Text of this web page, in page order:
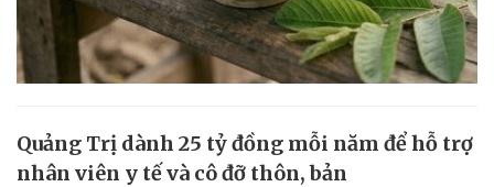
Quảng Trị dành 25 tỷ đồng mỗi năm để hỗ trợ
nhân viên y tế và cô đỡ thôn, bản